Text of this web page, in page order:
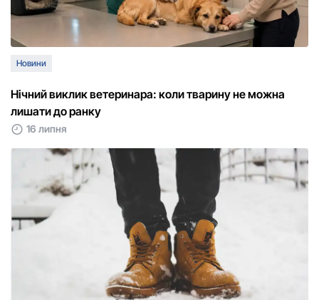
Новини
Нічний виклик ветеринара: коли тварину не можна
лишати до ранку
16 липня